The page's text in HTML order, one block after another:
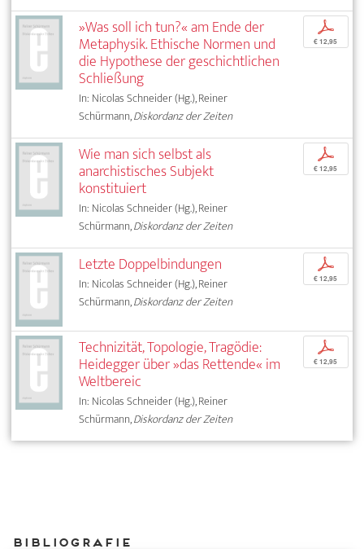
»Was soll ich tun?« am Ende der
Metaphysik. Ethische Normen und
die Hypothese der geschichtlichen
Schließung
In: Nicolas Schneider (Hg.), Reiner
Schürmann,Diskordanz der Zeiten
p
€ 12,95
Wie man sich selbst als
anarchistisches Subjekt
konstituiert
In: Nicolas Schneider (Hg.), Reiner
Schürmann,Diskordanz der Zeiten
p
€ 12,95
Letzte Doppelbindungen
In: Nicolas Schneider (Hg.), Reiner
Schürmann,Diskordanz der Zeiten
p
€ 12,95
Technizität, Topologie, Tragödie:
Heidegger über »das Rettende« im
Weltbereic
In: Nicolas Schneider (Hg.), Reiner
Schürmann,Diskordanz der Zeiten
p
€ 12,95
Bibliografie